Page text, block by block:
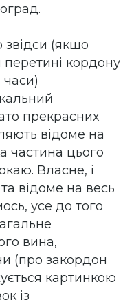
(якщо
кордону
часи)
прекрасних
відоме на
частина цього
Власне, і
відоме на весь
усе до того
вина,
(про закордон
картинкою
із